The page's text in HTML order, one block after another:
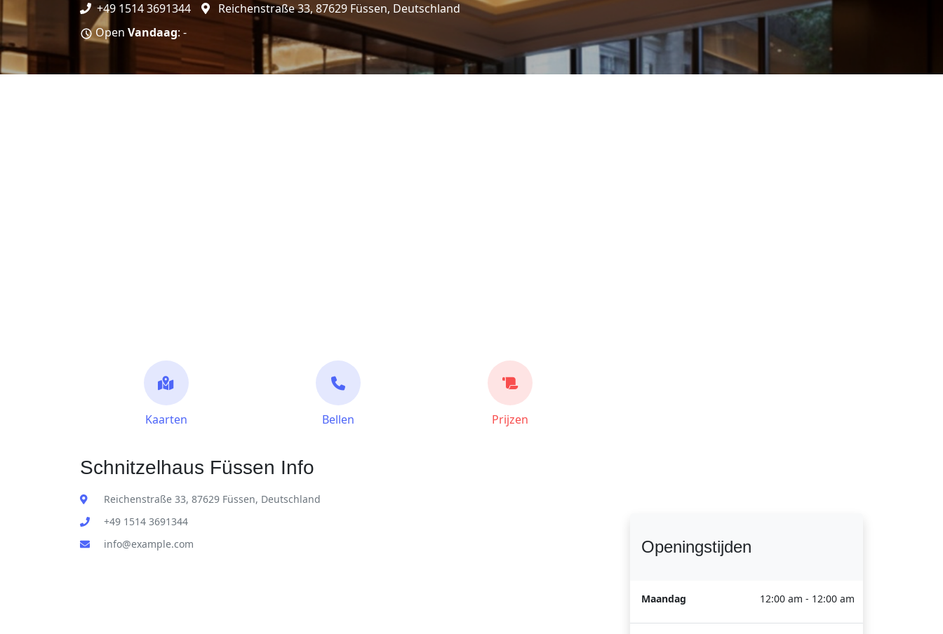
+49 1514 3691344
Reichenstraße 33, 87629 Füssen, Deutschland
Open Vandaag: -
Kaarten Bellen Prijzen
Schnitzelhaus Füssen Info
Reichenstraße 33, 87629 Füssen, Deutschland
+49 1514 3691344
info@example.com
Openingstijden
Maandag 12:00 am - 12:00 am